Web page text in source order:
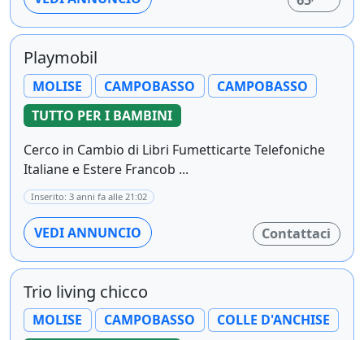
Playmobil
MOLISE CAMPOBASSO
CAMPOBASSO
TUTTO PER I BAMBINI
Cerco in Cambio di Libri Fumetticarte Telefoniche
Italiane e Estere Francob ...
Inserito: 3 anni fa alle 21:02
VEDI ANNUNCIO Contattaci
Trio living chicco
MOLISE CAMPOBASSO COLLE D'ANCHISE